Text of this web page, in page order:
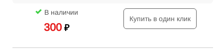
В наличии
300 ₽
Купить в один клик